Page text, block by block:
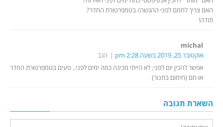
האם צריך לחמם לפני ההגשה/ בטמפרטורת החדר?
תודה!
michal
אוקטובר 25, 2019 בשעה 2:28 pm
הגב
אפשר להכין יום לפני, לא הייתי מכינה כמה ימים לפני.. טעים בטמפרטורת החדר
או חם (חימום בתנור)
השארת תגובה